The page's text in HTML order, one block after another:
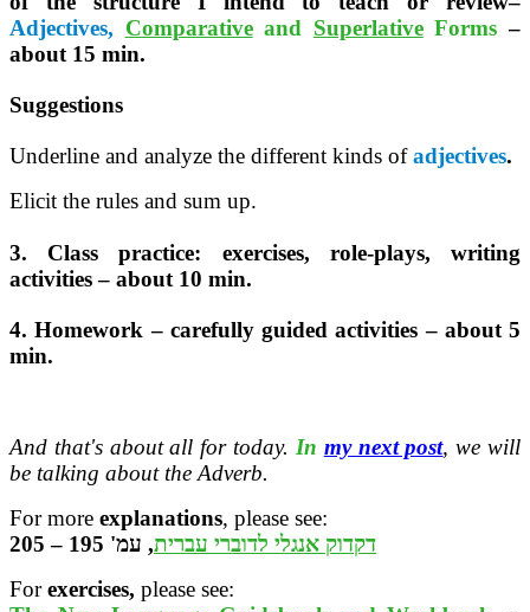
Adjectives, Comparativeand SuperlativeForms –
about 15 min.
Suggestions
Underline and analyze the different kinds ofadjectives.
Elicit the rules and sum up.
3. Class practice: exercises, role-plays, writing
activities – about 10 min.
4. Homework – carefully guided activities – about 5
min.
And that's about all for today. In my next post, we will
be talking about the Adverb.
For more explanations, please see:
דקדוק אנגלי לדוברי עברית, עמ' 195 – 205
Forexercises, please see: